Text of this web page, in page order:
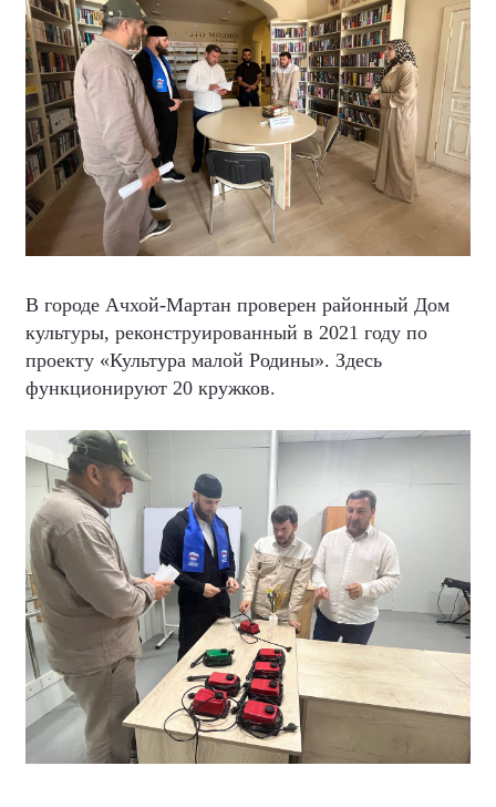
В городе Ачхой-Мартан проверен районный Дом
культуры, реконструированный в 2021 году по
проекту «Культура малой Родины». Здесь
функционируют 20 кружков.